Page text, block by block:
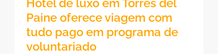
Hotel de luxo em Torres del
Paine oferece viagem com
tudo pago em programa de
voluntariado